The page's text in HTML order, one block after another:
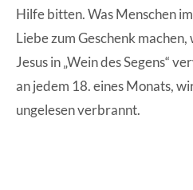
Hilfe bitten. Was Menschen
Liebe zum Geschenk machen,
Jesus in „Wein des Segens“
an jedem 18. eines Monats,
ungelesen verbrannt.